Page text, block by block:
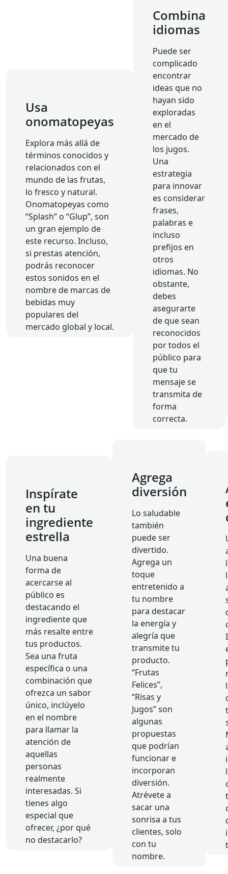
Usa
onomatopeyas
Explora más allá de
términos conocidos y
relacionados con el
mundo de las frutas,
lo fresco y natural.
Onomatopeyas como
“Splash” o “Glup”, son
un gran ejemplo de
este recurso. Incluso,
si prestas atención,
podrás reconocer
estos sonidos en el
nombre de marcas de
bebidas muy
populares del
mercado global y local.
Combina
idiomas
Puede ser
complicado
encontrar
ideas que no
hayan sido
exploradas
en el
mercado de
los jugos.
Una
estrategia
para innovar
es considerar
frases,
palabras e
incluso
prefijos en
otros
idiomas. No
obstante,
debes
asegurarte
de que sean
reconocidos
por todos el
público para
que tu
mensaje se
transmita de
forma
correcta.
Inspírate
en tu
ingrediente
estrella
Una buena
forma de
acercarse al
público es
destacando el
ingrediente que
más resalte entre
tus productos.
Sea una fruta
específica o una
combinación que
ofrezca un sabor
único, inclúyelo
en el nombre
para llamar la
atención de
aquellas
personas
realmente
interesadas. Si
tienes algo
especial que
ofrecer, ¿por qué
no destacarlo?
Agrega
diversión
Lo saludable
también
puede ser
divertido.
Agrega un
toque
entretenido a
tu nombre
para destacar
la energía y
alegría que
transmite tu
producto.
“Frutas
Felices”,
“Risas y
Jugos” son
algunas
propuestas
que podrían
funcionar e
incorporan
diversión.
Atrévete a
sacar una
sonrisa a tus
clientes, solo
con tu
nombre.